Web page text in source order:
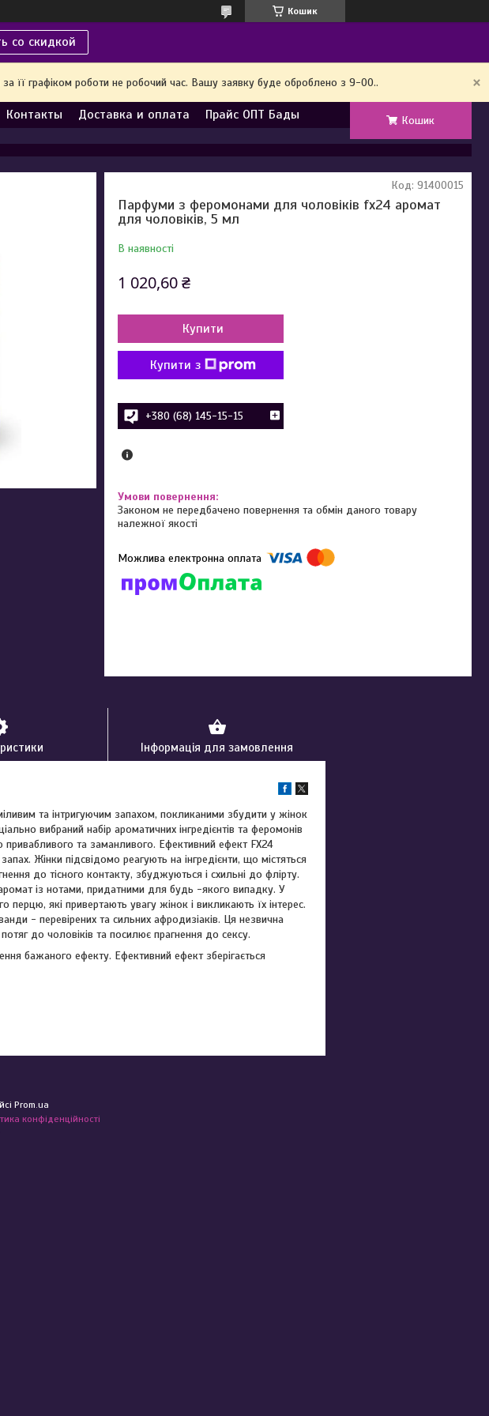
Кошик
со скидкой
її графіком роботи не робочий час. Вашу заявку буде оброблено з 9-00..
Контакты Доставка и оплата Прайс ОПТ Бады Кошик
Парфуми з феромонами для чоловіків fx24 аромат
для чоловіків, 5 мл
В наявності
Код: 91400015
1 020,60 ₴
Купити
Купити з
+380 (68) 145-15-15
Законом не передбачено повернення та обмін даного товару
належної якості
Інформація для замовлення
та інтригуючим запахом, покликаними збудити у жінок
вибраний набір ароматичних інгредієнтів та феромонів
та заманливого. Ефективний ефект FX24
Жінки підсвідомо реагують на інгредієнти, що містяться
до тісного контакту, збуджуються і схильні до флірту.
із нотами, придатними для будь -якого випадку. У
які привертають увагу жінок і викликають їх інтерес.
- перевірених та сильних афродизіаків. Ця незвична
потяг до чоловіків та посилює прагнення до сексу.
бажаного ефекту. Ефективний ефект зберігається
Prom.ua
конфіденційності